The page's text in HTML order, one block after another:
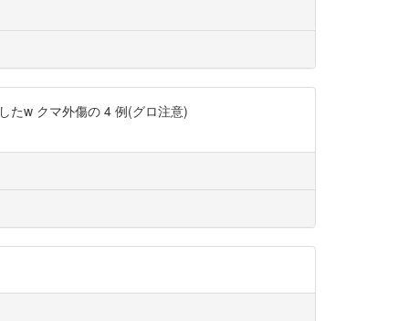
たw クマ外傷の 4 例(グロ注意)